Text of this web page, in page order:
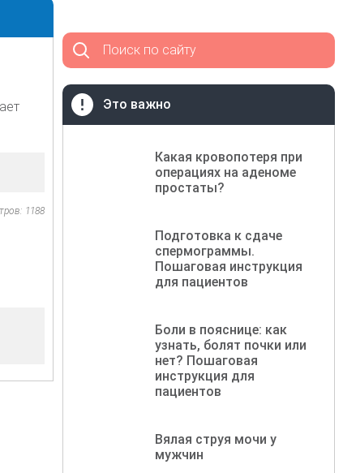
1188
Поиск по сайту
Это важно
Какая кровопотеря при
операциях на аденоме
простаты?
Подготовка к сдаче
спермограммы.
Пошаговая инструкция
для пациентов
Боли в пояснице: как
узнать, болят почки или
нет? Пошаговая
инструкция для
пациентов
Вялая струя мочи у
мужчин